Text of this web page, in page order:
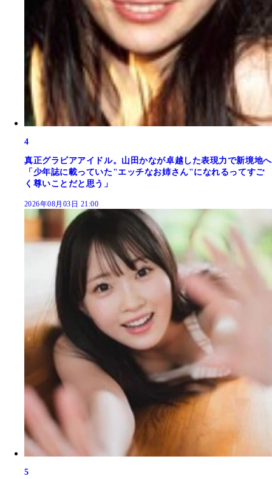
4
真正グラビアアイドル。山田かなが卓越した表現力で新境地へ
「少年誌に載っていた"エッチなお姉さん"になれるってすご
く尊いことだと思う」
2026年08月03日 21:00
5